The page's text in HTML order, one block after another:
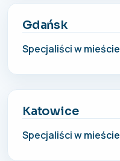
Gdańsk
Specjaliści w mieście
Katowice
Specjaliści w mieście